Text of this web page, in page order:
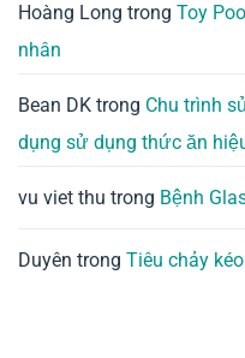
Hoàng Long trong Toy
nhân
Bean DK trong Chu trình
dụng sử dụng thức ăn
vu viet thu trong Bệnh
Duyên trong Tiêu chảy